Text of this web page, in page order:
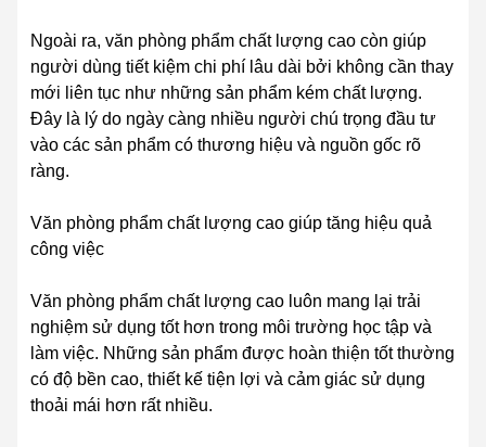
Ngoài ra, văn phòng phẩm chất lượng cao còn giúp
người dùng tiết kiệm chi phí lâu dài bởi không cần thay
mới liên tục như những sản phẩm kém chất lượng.
Đây là lý do ngày càng nhiều người chú trọng đầu tư
vào các sản phẩm có thương hiệu và nguồn gốc rõ
ràng.
Văn phòng phẩm chất lượng cao giúp tăng hiệu quả
công việc
Văn phòng phẩm chất lượng cao luôn mang lại trải
nghiệm sử dụng tốt hơn trong môi trường học tập và
làm việc. Những sản phẩm được hoàn thiện tốt thường
có độ bền cao, thiết kế tiện lợi và cảm giác sử dụng
thoải mái hơn rất nhiều.